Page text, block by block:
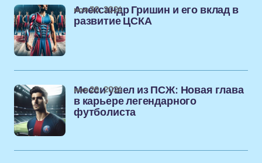
Александр Гришин и его вклад в
развитие ЦСКА
ноя 30, 2024
Месси ушел из ПСЖ: Новая глава
в карьере легендарного
футболиста
ноя 29, 2024